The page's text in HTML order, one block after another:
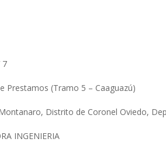
7
Prestamos (Tramo 5 – Caaguazú)
Distrito de Coronel Oviedo,
INGENIERIA